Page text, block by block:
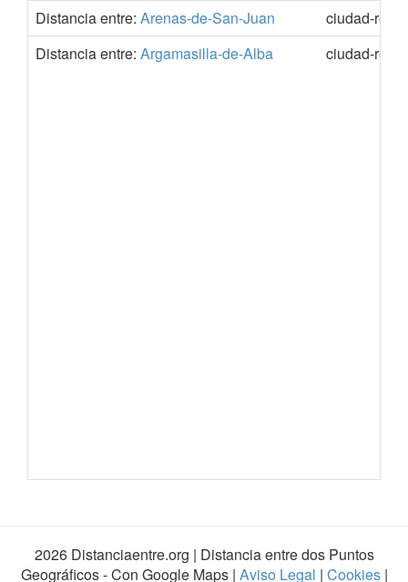
Distancia entre: Arenas-de-San-Juan
ciudad-real
Distancia entre: Argamasilla-de-Alba ciudad-real
2026 Distanciaentre.org | Distancia entre dos Puntos
Geográficos - Con Google Maps | Aviso Legal | Cookies|